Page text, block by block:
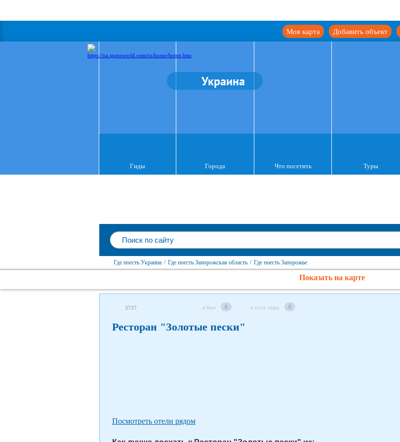
Добавить объект
Моя карта
Украина
Гиды Города Что посетить Туры
Где поесть Украина / Где поесть Запорожская область / Где поесть Запорожье
Показать на карте
3737 я был 0 я хочу сюда 0
Ресторан "Золотые пески"
Посмотреть отели рядом